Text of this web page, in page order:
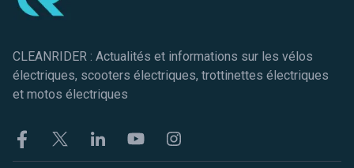
CLEANRIDER : Actualités et informations sur les vélos
électriques, scooters électriques, trottinettes électriques
et motos électriques
FacebookTwitter LinkekinYoutubeInstagram